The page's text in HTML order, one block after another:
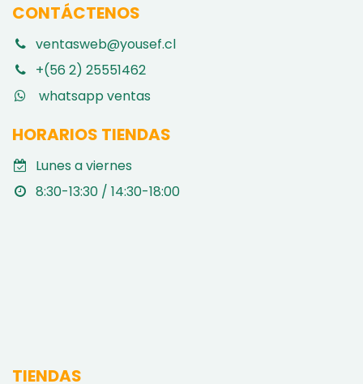
CONTÁCTENOS
ventasweb@yousef.cl
+(56 2) 25551462
whatsapp ventas
HORARIOS TIENDAS
Lunes a viernes
8:30-13:30 / 14:30-18:00
TIENDAS